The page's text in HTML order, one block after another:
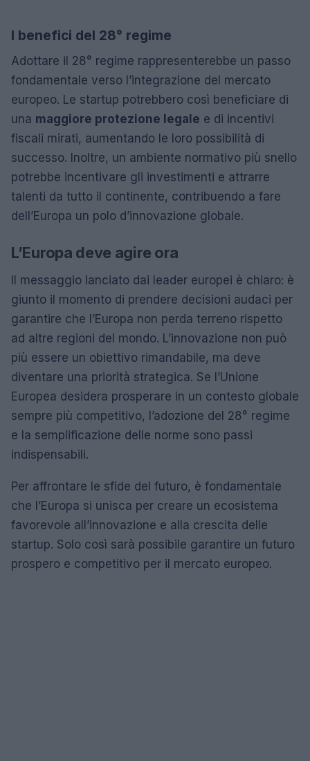
I benefici del 28° regime
Adottare il 28° regime rappresenterebbe un passo
fondamentale verso l’integrazione del mercato
europeo. Le startup potrebbero così beneficiare di
una maggiore protezione legale e di incentivi
fiscali mirati, aumentando le loro possibilità di
successo. Inoltre, un ambiente normativo più snello
potrebbe incentivare gli investimenti e attrarre
talenti da tutto il continente, contribuendo a fare
dell’Europa un polo d’innovazione globale.
L’Europa deve agire ora
Il messaggio lanciato dai leader europei è chiaro: è
giunto il momento di prendere decisioni audaci per
garantire che l’Europa non perda terreno rispetto
ad altre regioni del mondo. L’innovazione non può
più essere un obiettivo rimandabile, ma deve
diventare una priorità strategica. Se l’Unione
Europea desidera prosperare in un contesto globale
sempre più competitivo, l’adozione del 28° regime
e la semplificazione delle norme sono passi
indispensabili.
Per affrontare le sfide del futuro, è fondamentale
che l’Europa si unisca per creare un ecosistema
favorevole all’innovazione e alla crescita delle
startup. Solo così sarà possibile garantire un futuro
prospero e competitivo per il mercato europeo.